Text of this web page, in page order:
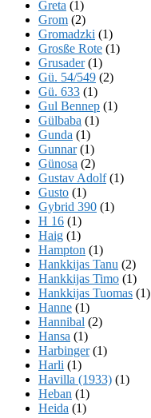
Greta (1)
Grom (2)
Gromadzki (1)
Grosße Rote (1)
Grusader(1)
Gü. 54/549 (2)
Gü. 633 (1)
Gul Bennep (1)
Gülbaba (1)
Gunda (1)
Gunnar(1)
Günosa (2)
Gustav Adolf(1)
Gusto (1)
Gybrid 390 (1)
H 16 (1)
Haig (1)
Hampton (1)
Hankkijas Tanu (2)
Hankkijas Timo (1)
Hankkijas Tuomas (1)
Hanne (1)
Hannibal (2)
Hansa (1)
Harbinger(1)
Harli (1)
Havilla (1933) (1)
Heban (1)
Heida (1)